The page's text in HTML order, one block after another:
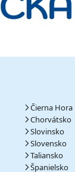
Čierna Hora
Chorvátsko
Slovinsko
Slovensko
Taliansko
Španielsko